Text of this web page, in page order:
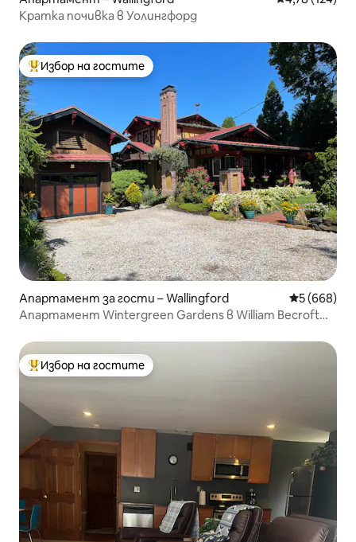
Кратка почивка в Уолингфорд
Най-популярен избор на гостите
Избор на гостите
Апартамент за гости – Wallingford Средна
5 (668)
Апартамент Wintergreen Gardens в William Becroft
Най-популярен избор на гостите
Избор на гостите